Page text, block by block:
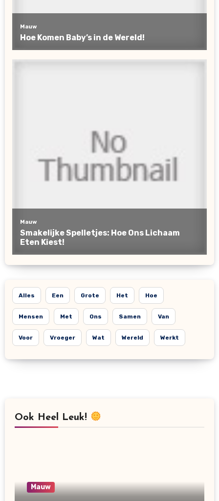
Alles Een Grote Het Hoe
Mensen Met Ons Samen Van
Voor Vroeger Wat Wereld Werkt
Ook Heel Leuk!
Mauw